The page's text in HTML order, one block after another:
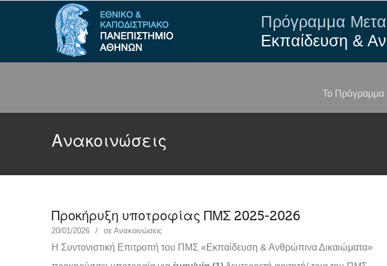
Πρόγραμμα
Εκπαίδευση &
Το Πρόγραμμα
Ανακοινώσεις
Προκήρυξη υποτροφίας ΠΜΣ 2025-2026
20/01/2026 σε Ανακοινώσεις
Η Συντονιστική Επιτροπή του ΠΜΣ «Εκπαίδευση & Ανθρώπινα Δικαιώματα»